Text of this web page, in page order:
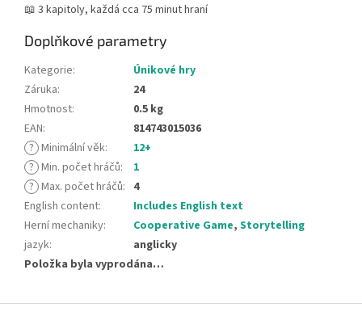
📖 3 kapitoly, každá cca 75 minut hraní
Doplňkové parametry
Kategorie:
Únikové hry
Záruka:
24
Hmotnost:
0.5 kg
EAN:
814743015036
? Minimální věk:
12+
? Min. počet hráčů:
1
? Max. počet hráčů: 4
English content:
Includes English text
Herní mechaniky: Cooperative Game, Storytelling
jazyk:
anglicky
Položka byla vyprodána…